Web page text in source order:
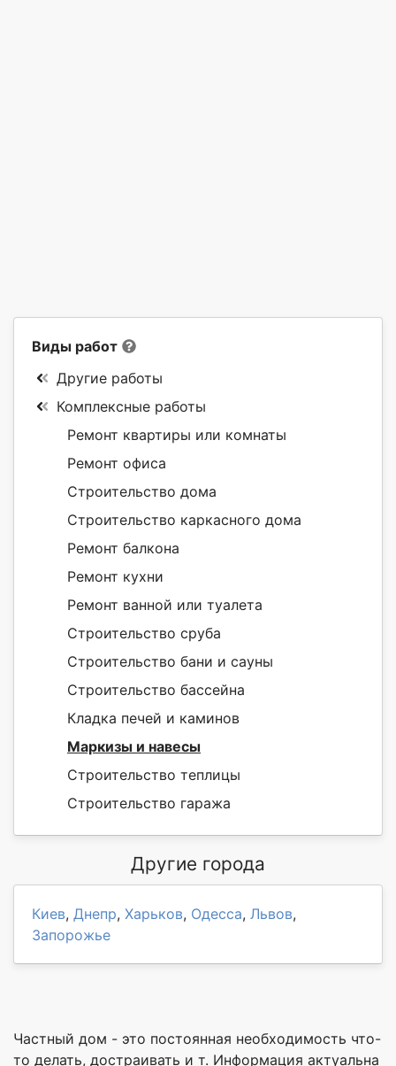
Виды работ
Другие работы
Комплексные работы
Ремонт квартиры или комнаты
Ремонт офиса
Строительство дома
Строительство каркасного дома
Ремонт балкона
Ремонт кухни
Ремонт ванной или туалета
Строительство сруба
Строительство бани и сауны
Строительство бассейна
Кладка печей и каминов
Маркизы и навесы
Строительство теплицы
Строительство гаража
Другие города
Киев, Днепр, Харьков, Одесса, Львов,
Запорожье
Частный дом - это постоянная необходимость что-
то делать, достраивать и т. Информация актуальна